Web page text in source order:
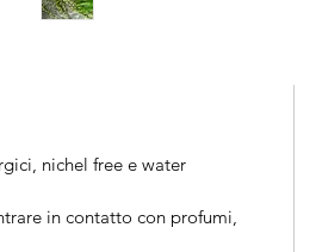
nichel free e water
in contatto con profumi,